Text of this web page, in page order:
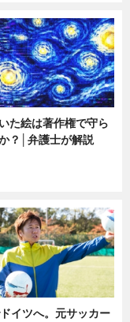
た絵は著作権で守ら
？│弁護士が解説
イツへ。元サッカー